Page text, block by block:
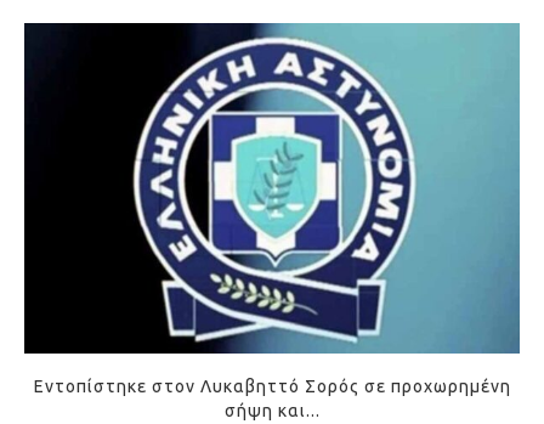
Εντοπίστηκε στον Λυκαβηττό Σορός σε προχωρημένη
σήψη και...